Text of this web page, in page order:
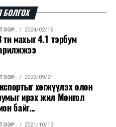
нь 13-аас...
9 минут
оныг дуустал санхүүгийн
шилжинэ
гаалийн албан татварыг
сарын ...
БОЛГОХ
2024/02/16
тн махыг 4.1 тэрбум
2022/09/21
хөгжүүлэх олон
ирэх жил Монгол
байг...
2021/10/13